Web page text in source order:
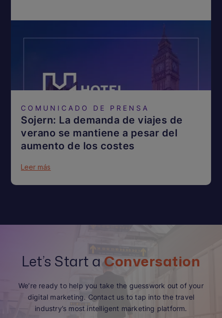
COMUNICADO DE PRENSA
Sojern: La demanda de viajes de
verano se mantiene a pesar del
aumento de los costes
Leer más
Let’s Start a Conversation
We’re ready to help you take the guesswork out of your
digital marketing. Contact us to tap into the travel
industry’s most intelligent marketing platform.